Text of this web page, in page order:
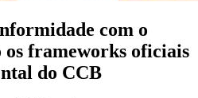
com o
frameworks oficiais
do CCB